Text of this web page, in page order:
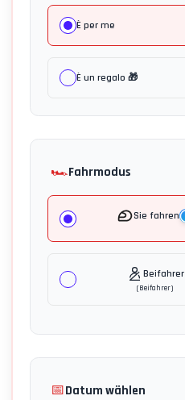
È per me
È un regalo 🎁
🏎️Fahrmodus
Sie fahren
Beifahrer
(Beifahrer)
📅Datum wählen